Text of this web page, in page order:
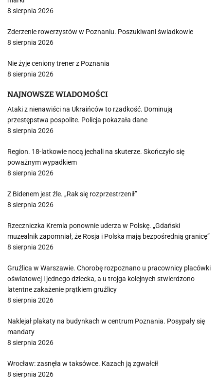
8 sierpnia 2026
Zderzenie rowerzystów w Poznaniu. Poszukiwani świadkowie
8 sierpnia 2026
Nie żyje ceniony trener z Poznania
8 sierpnia 2026
NAJNOWSZE WIADOMOŚCI
Ataki z nienawiści na Ukraińców to rzadkość. Dominują
przestępstwa pospolite. Policja pokazała dane
8 sierpnia 2026
Region. 18-latkowie nocą jechali na skuterze. Skończyło się
poważnym wypadkiem
8 sierpnia 2026
Z Bidenem jest źle. „Rak się rozprzestrzenił”
8 sierpnia 2026
Rzeczniczka Kremla ponownie uderza w Polskę. „Gdański
muzealnik zapomniał, że Rosja i Polska mają bezpośrednią granicę”
8 sierpnia 2026
Gruźlica w Warszawie. Chorobę rozpoznano u pracownicy placówki
oświatowej i jednego dziecka, a u trojga kolejnych stwierdzono
latentne zakażenie prątkiem gruźlicy
8 sierpnia 2026
Naklejał plakaty na budynkach w centrum Poznania. Posypały się
mandaty
8 sierpnia 2026
Wrocław: zasnęła w taksówce. Kazach ją zgwałcił
8 sierpnia 2026